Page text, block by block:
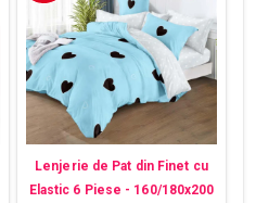
Lenjerie de Pat din Finet cu
Elastic 6 Piese - 160/180x200